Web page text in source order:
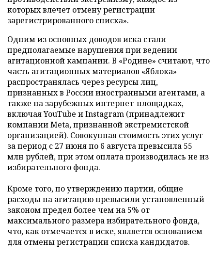
которых влечет отмену регистрации
зарегистрированного списка».
Одним из основных доводов иска стали
предполагаемые нарушения при ведении
агитационной кампании. В «Родине» считают, что
часть агитационных материалов «Яблока»
распространялась через ресурсы лиц,
признанных в России иностранными агентами, а
также на зарубежных интернет-площадках,
включая YouTube и Instagram (принадлежит
компании Meta, признанной экстремистской
организацией). Совокупная стоимость этих услуг
за период с 27 июня по 6 августа превысила 55
млн рублей, при этом оплата производилась не из
избирательного фонда.
Кроме того, по утверждению партии, общие
расходы на агитацию превысили установленный
законом предел более чем на 5% от
максимального размера избирательного фонда,
что, как отмечается в иске, является основанием
для отмены регистрации списка кандидатов.